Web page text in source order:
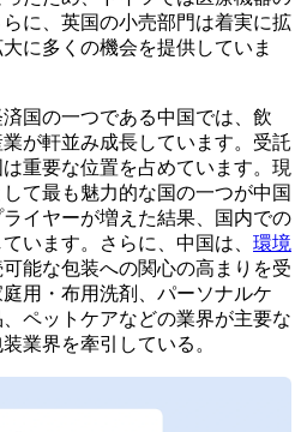
に、英国の小売部門は着実に拡
に多くの機会を提供していま
国の一つである中国では、飲
が軒並み成長しています。受託
重要な位置を占めています。現
て最も魅力的な国の一つが中国
イヤーが増えた結果、国内での
います。さらに、中国は、 環境
能な包装への関心の高まりを受
用・布用洗剤、パーソナルケ
ペットケアなどの業界が主要な
業界を牽引している。